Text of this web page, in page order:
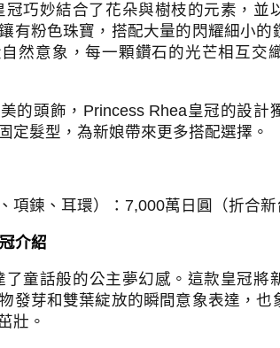
冠巧妙結合了花朵與樹枝的元素，並
有粉色珠寶，搭配大量的閃耀細小的
然意象，每一顆鑽石的光芒相互交
的頭飾， Princess Rhea皇冠的設計
定髮型，為新娘帶來更多搭配選擇。
項鍊、耳環）： 7,000萬日圓（折合新
介紹
了童話般的公主夢幻感。這款皇冠將
發芽和雙葉綻放的瞬間意象表達，也
壯。